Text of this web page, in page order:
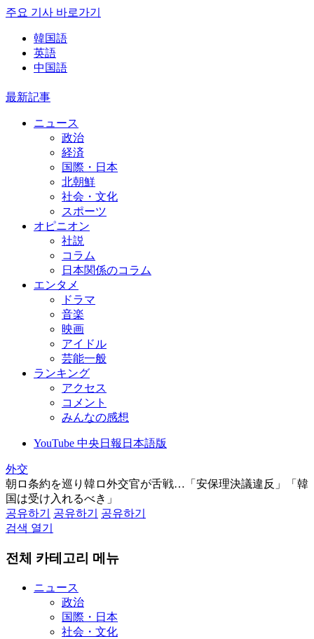
주요 기사 바로가기
韓国語
英語
中国語
最新記事
ニュース
政治
経済
国際・日本
北朝鮮
社会・文化
スポーツ
オピニオン
社説
コラム
日本関係のコラム
エンタメ
ドラマ
音楽
映画
アイドル
芸能一般
ランキング
アクセス
コメント
みんなの感想
YouTube 中央日報日本語版
外交
朝ロ条約を巡り韓ロ外交官が舌戦…「安保理決議違反」「韓
国は受け入れるべき」
공유하기
공유하기
공유하기
검색 열기
전체 카테고리 메뉴
ニュース
政治
国際・日本
社会・文化